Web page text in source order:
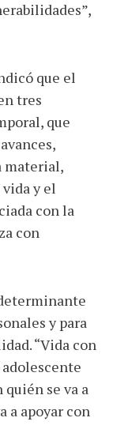
que el
tres
que
material,
y el
con la
con
y para
“Vida con
quién se va a
a apoyar con